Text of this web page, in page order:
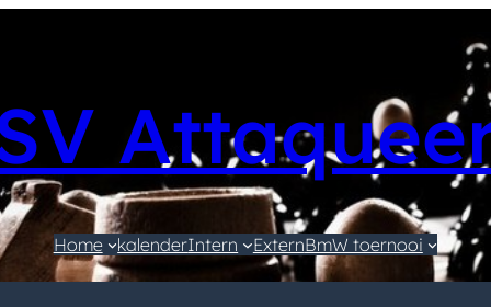
Home kalenderIntern ExternBmW toernooi